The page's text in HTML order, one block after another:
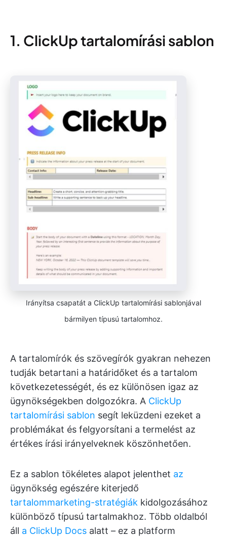
1. ClickUp tartalomírási sablon
Irányítsa csapatát a ClickUp tartalomírási sablonjával
bármilyen típusú tartalomhoz.
A tartalomírók és szövegírók gyakran nehezen
tudják betartani a határidőket és a tartalom
következetességét, és ez különösen igaz az
ügynökségekben dolgozókra. A ClickUp
tartalomírási sablon segít leküzdeni ezeket a
problémákat és felgyorsítani a termelést az
értékes írási irányelveknek köszönhetően.
Ez a sablon tökéletes alapot jelenthet az
ügynökség egészére kiterjedő
tartalommarketing-stratégiák kidolgozásához
különböző típusú tartalmakhoz. Több oldalból
áll a ClickUp Docs alatt – ez a platform